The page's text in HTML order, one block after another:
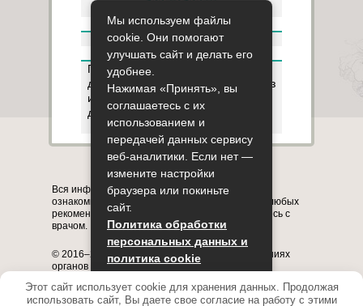
Пользуясь данным ресурсом вы
даёте разрешение на сбор, анализ
и хранение своих персональных
данных согласно Правилам
Карта сайта О сайте Контакты
Вся информация на сайте представлена в
ознакомительных целях. Перед применением любых
рекомендаций обязательно проконсультируйтесь с
врачом.
© 2016–2026, медицинский портал о заболеваниях
органов системы дыхания astmania.ru
сайта без указания активной ссылки на него
запрещено.
Мы используем файлы
cookie. Они помогают
улучшать сайт и делать его
удобнее.
Нажимая «Принять», вы
соглашаетесь с их
использованием и
передачей данных сервису
веб-аналитики. Если нет —
измените настройки
браузера или покиньте
сайт.
Политика обработки
персональных данных и
политика cookie
Принять
Этот сайт использует cookie для хранения данных. Продолжая
использовать сайт, Вы даете свое согласие на работу с этими